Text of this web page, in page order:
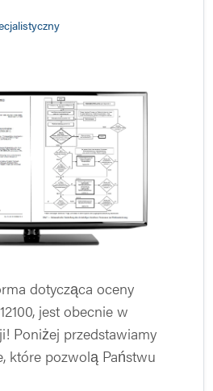
dotycząca oceny
jest obecnie w
Poniżej przedstawiamy
które pozwolą Państwu